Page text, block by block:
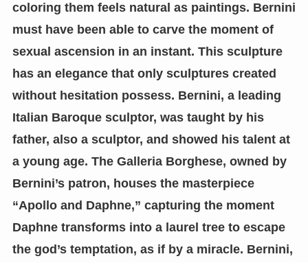
coloring them feels natural as paintings. Bernini
must have been able to carve the moment of
sexual ascension in an instant. This sculpture
has an elegance that only sculptures created
without hesitation possess. Bernini, a leading
Italian Baroque sculptor, was taught by his
father, also a sculptor, and showed his talent at
a young age. The Galleria Borghese, owned by
Bernini’s patron, houses the masterpiece
“Apollo and Daphne,” capturing the moment
Daphne transforms into a laurel tree to escape
the god’s temptation, as if by a miracle. Bernini,